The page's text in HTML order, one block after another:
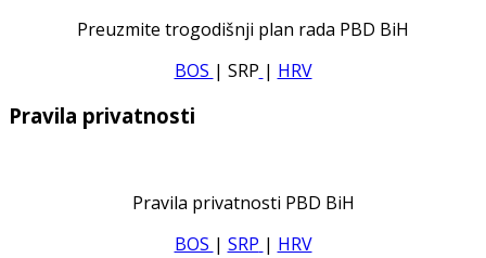
Preuzmite trogodišnji plan rada PBD BiH
BOS | SRP | HRV
Pravila privatnosti
Pravila privatnosti PBD BiH
BOS | SRP | HRV